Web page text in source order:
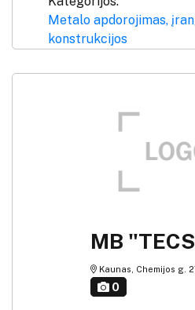
Metalo apdorojimas,
konstrukcijos
MB
Kaunas, Chemijos g.
0